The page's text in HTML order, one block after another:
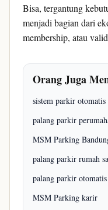
Bisa, tergantung
menjadi bagian dari
membership, atau
Orang Juga
sistem parkir otomatis
palang parkir
MSM Parking
palang parkir rumah
palang parkir otomatis
MSM Parking karir